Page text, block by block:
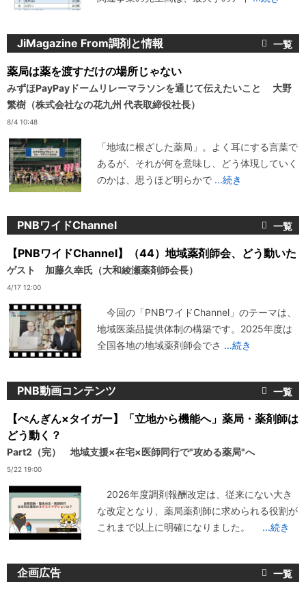
JiMagazine From調剤と情報
薬局は薬を渡すだけの場所じゃない
みずほPayPayドームリレーマラソンを通じて伝えたいこと 大野
繁樹（株式会社なの花九州 代表取締役社長）
8/4 10:48
「地域に根ざした薬局」。よく耳にする言葉で
あるが、それが何を意味し、どう体現していく
のかは、思うほど明らかで ...続き
PNBワイドChannel
【PNBワイドChannel】（44）地域薬剤師会、どう動いた
ゲスト 加藤久幸氏（大和綾瀬薬剤師会長）
4/17 12:00
今回の「PNBワイドChannel」のテーマは、
地域医薬品提供体制の構築です。2025年度は
全国各地の地域薬剤師会でさ ...続き
PNB動画コンテンツ
【ぺんぎん×タイガー】「立地から機能へ」薬局・薬剤師は
どう動く？
Part2（完） 地域支援×在宅×医師同行で"攻める薬局"へ
5/22 19:00
2026年度調剤報酬改定は、従来にない大き
な改定となり、薬局薬剤師に求められる役割が
これまで以上に明確になりました。
...続き
企画広告